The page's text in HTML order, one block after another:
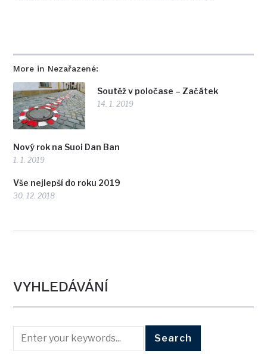
More in Nezařazené:
Soutěž v poločase – Začátek
14. 1. 2019
Nový rok na Suoi Dan Ban
1. 1. 2019
Vše nejlepší do roku 2019
30. 12. 2018
VYHLEDÁVÁNÍ